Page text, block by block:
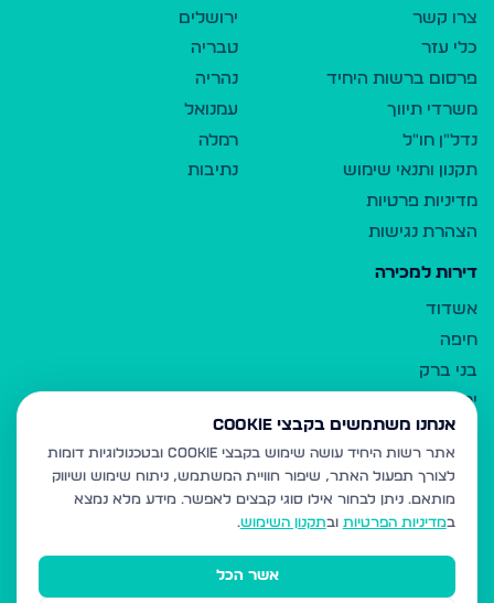
צרו קשר
כלי עזר
פרסום ברשות היחיד
משרדי תיווך
נדל"ן חו"ל
תקנון ותנאי שימוש
מדיניות פרטיות
הצהרת נגישות
ירושלים
טבריה
נהריה
עמנואל
רמלה
נתיבות
דירות למכירה
אשדוד
חיפה
בני ברק
ירושלים
אלעד
גבעת זאב
בית שמש
רכסים
מודיעין עילית
אנחנו משתמשים בקבצי Cookie
אתר רשות היחיד עושה שימוש בקבצי Cookie ובטכנולוגיות דומות
לצורך תפעול האתר, שיפור חוויית המשתמש, ניתוח שימוש ושיווק
מותאם. ניתן לבחור אילו סוגי קבצים לאפשר. מידע מלא נמצא
במדיניות הפרטיות ובתקנון השימוש.
אשר הכל